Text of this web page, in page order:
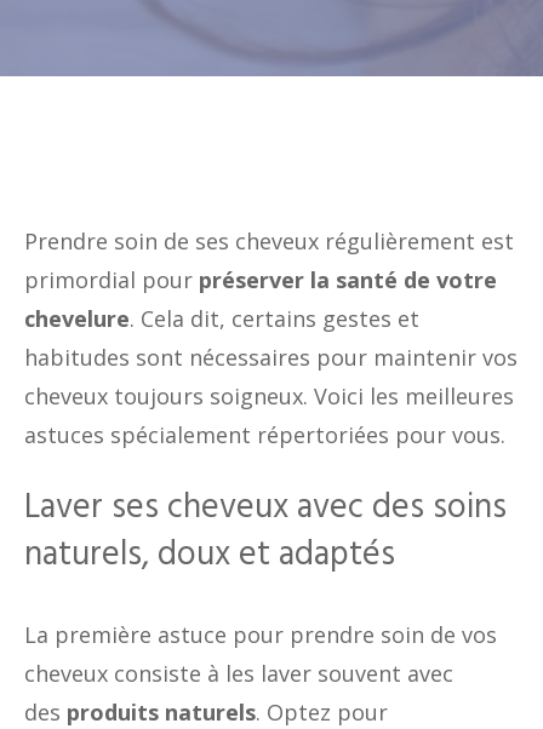
Prendre soin de ses cheveux régulièrement est
primordial pour préserver la santé de votre
chevelure. Cela dit, certains gestes et
habitudes sont nécessaires pour maintenir vos
cheveux toujours soigneux. Voici les meilleures
astuces spécialement répertoriées pour vous.
Laver ses cheveux avec des soins
naturels, doux et adaptés
La première astuce pour prendre soin de vos
cheveux consiste à les laver souvent avec
des produits naturels. Optez pour